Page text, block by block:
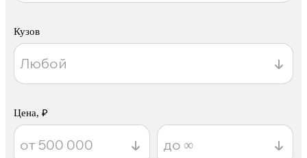
Кузов
Цена, ₽